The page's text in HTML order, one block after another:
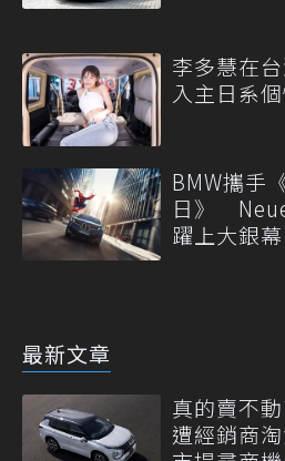
李多慧在
入主日系
BMW攜手
日》
躍上大銀幕
最新文章
真的賣不
遭經銷商